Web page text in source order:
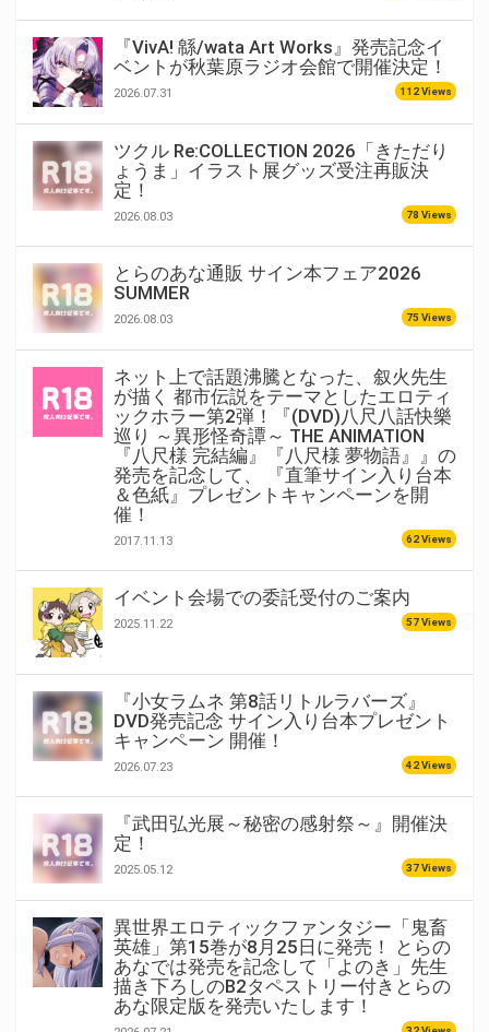
『VivA! 緜/wata Art Works』発売記念イ
ベントが秋葉原ラジオ会館で開催決定！
2026.07.31 112 Views
ツクル Re:COLLECTION 2026「きただり
ょうま」イラスト展グッズ受注再販決
定！
2026.08.03 78 Views
とらのあな通販 サイン本フェア2026
SUMMER
2026.08.03 75 Views
ネット上で話題沸騰となった、叙火先生
が描く 都市伝説をテーマとしたエロティ
ックホラー第2弾！『(DVD)八尺八話快樂
巡り ～異形怪奇譚～ THE ANIMATION
『八尺様 完結編』『八尺様 夢物語』』の
発売を記念して、 『直筆サイン入り台本
＆色紙』プレゼントキャンペーンを開
催！
2017.11.13 62 Views
イベント会場での委託受付のご案内
2025.11.22 57 Views
『小女ラムネ 第8話リトルラバーズ』
DVD発売記念 サイン入り台本プレゼント
キャンペーン 開催！
2026.07.23 42 Views
『武田弘光展～秘密の感射祭～』開催決
定！
2025.05.12 37 Views
異世界エロティックファンタジー「鬼畜
英雄」第15巻が8月25日に発売！ とらの
あなでは発売を記念して「よのき」先生
描き下ろしのB2タペストリー付きとらの
あな限定版を発売いたします！